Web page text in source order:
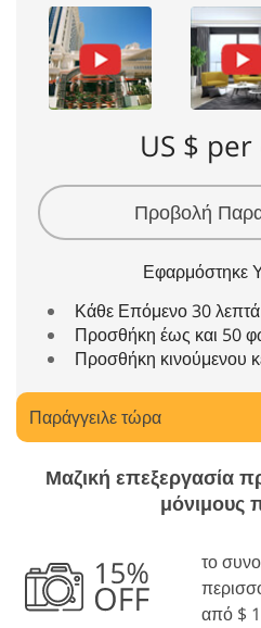
US $
Προβολή
Εφαρμόστηκε
Κάθε Επόμενο 30
Προσθήκη έως και 50
Προσθήκη κινούμενου
Παράγγειλε τώρα
Μαζική επεξεργασία
μόνιμους
το
από $